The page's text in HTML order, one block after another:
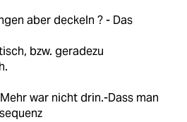
aber deckeln ? - Das
bzw. geradezu
war nicht drin.-Dass man